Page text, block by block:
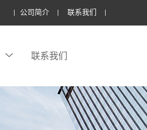
公司简介 联系我们
联系我们